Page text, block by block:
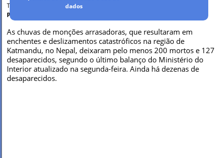
Terça-feira, 1 out 2024 - 10h05
Por Maria Clara Machado
As chuvas de monções arrasadoras, que resultaram em
enchentes e deslizamentos catastróficos na região de
Katmandu, no Nepal, deixaram pelo menos 200 mortos e 127
desaparecidos, segundo o último balanço do Ministério do
Interior atualizado na segunda-feira. Ainda há dezenas de
desaparecidos.
dados